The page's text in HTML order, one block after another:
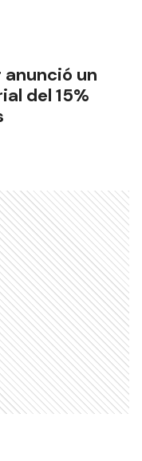
anunció un
del 15%